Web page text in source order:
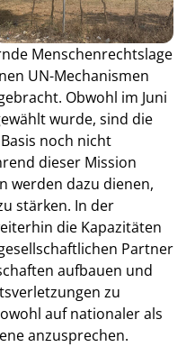
Menschenrechtslage
UN-Mechanismen
Obwohl im Juni
wurde, sind die
noch nicht
dieser Mission
werden dazu dienen,
stärken. In der
die Kapazitäten
Partner
aufbauen und
zu
auf nationaler als
anzusprechen.